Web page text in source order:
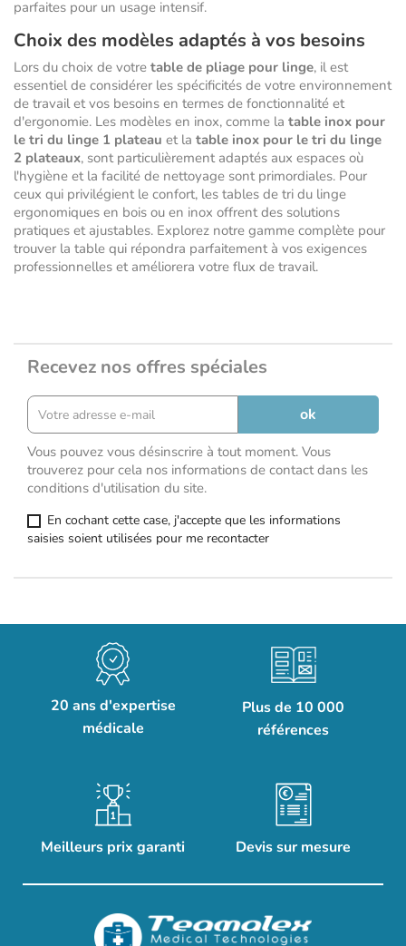
parfaites pour un usage intensif.
Choix des modèles adaptés à vos besoins
Lors du choix de votre table de pliage pour linge, il est
essentiel de considérer les spécificités de votre environnement
de travail et vos besoins en termes de fonctionnalité et
d'ergonomie. Les modèles en inox, comme la table inox pour
le tri du linge 1 plateau et la table inox pour le tri du linge
2 plateaux, sont particulièrement adaptés aux espaces où
l'hygiène et la facilité de nettoyage sont primordiales. Pour
ceux qui privilégient le confort, les tables de tri du linge
ergonomiques en bois ou en inox offrent des solutions
pratiques et ajustables. Explorez notre gamme complète pour
trouver la table qui répondra parfaitement à vos exigences
professionnelles et améliorera votre flux de travail.
Recevez nos offres spéciales
Vous pouvez vous désinscrire à tout moment. Vous
trouverez pour cela nos informations de contact dans les
conditions d'utilisation du site.
En cochant cette case, j'accepte que les informations
saisies soient utilisées pour me recontacter
20 ans d'expertise
médicale
Plus de 10 000
références
Meilleurs prix garanti Devis sur mesure